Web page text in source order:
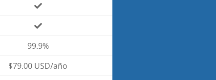
99.9%
$79.00 USD/año